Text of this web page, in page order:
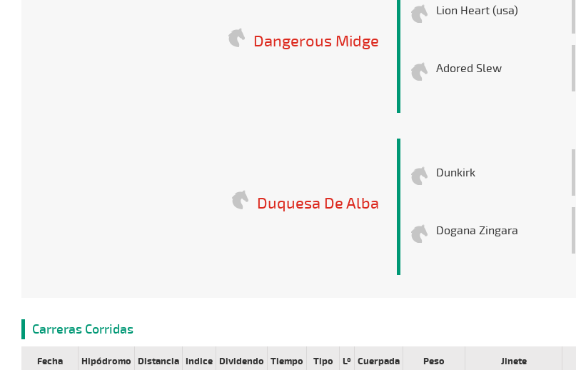
Dangerous Midge
Lion Heart (usa)
Adored Slew
Duquesa De Alba
Dunkirk
Dogana Zingara
Carreras Corridas
Fecha Hipódromo Distancia Indice Dividendo Tiempo Tipo Lº Cuerpada Peso Jinete